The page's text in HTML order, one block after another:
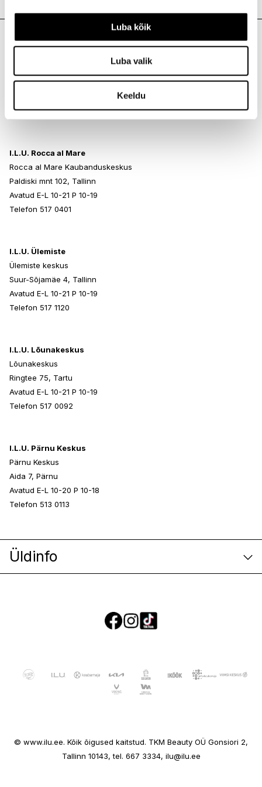
Luba kõik
Luba valik
Keeldu
Endla 45, Tallinn
Telefon 517 1040
I.L.U. Rocca al Mare
Rocca al Mare Kaubanduskeskus
Paldiski mnt 102, Tallinn
Avatud E-L 10-21 P 10-19
Telefon 517 0401
I.L.U. Ülemiste
Ülemiste keskus
Suur-Sõjamäe 4, Tallinn
Avatud E-L 10-21 P 10-19
Telefon 517 1120
I.L.U. Lõunakeskus
Lõunakeskus
Ringtee 75, Tartu
Avatud E-L 10-21 P 10-19
Telefon 517 0092
I.L.U. Pärnu Keskus
Pärnu Keskus
Aida 7, Pärnu
Avatud E-L 10-20 P 10-18
Telefon 513 0113
Üldinfo
© www.ilu.ee. Kõik õigused kaitstud. TKM Beauty OÜ Gonsiori 2,
Tallinn 10143, tel. 667 3334, ilu@ilu.ee